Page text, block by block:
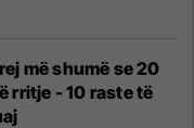
më shumë se 20
rritje - 10 raste të